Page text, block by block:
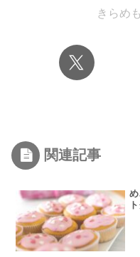
きらめ
関連記事